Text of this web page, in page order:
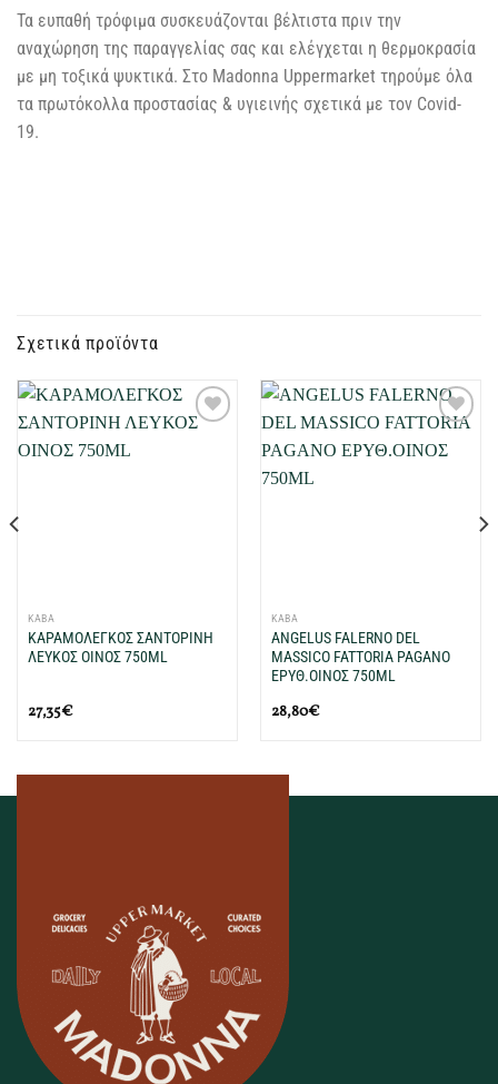
Τα ευπαθή τρόφιμα συσκευάζονται βέλτιστα πριν την
αναχώρηση της παραγγελίας σας και ελέγχεται η θερμοκρασία
με μη τοξικά ψυκτικά. Στο Madonna Uppermarket τηρούμε όλα
τα πρωτόκολλα προστασίας & υγιεινής σχετικά με τον Covid-
19.
Σχετικά προϊόντα
ΚΑΒΑ
ΚΑΡΑΜΟΛΕΓΚΟΣ ΣΑΝΤΟΡΙΝΗ
ΛΕΥΚΟΣ ΟΙΝΟΣ 750ML
27,35€
στη Λίστα
ΚΑΒΑ
ANGELUS FALERNO DEL
MASSICO FATTORIA PAGANO
ΕΡΥΘ.ΟΙΝΟΣ 750ML
28,80€